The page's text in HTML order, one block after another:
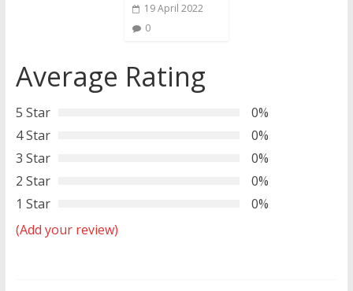
19 April 2022
0
Average Rating
5 Star
0%
4 Star
0%
3 Star
0%
2 Star
0%
1 Star
0%
(Add your review)